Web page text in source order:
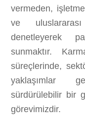
vermeden,
ve
denetleyerek
sunmaktır.
süreçlerinde,
yaklaşımlar
sürdürülebilir bir
görevimizdir.